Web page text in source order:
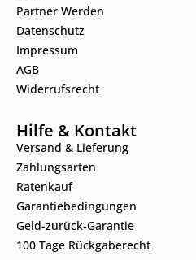
Partner Werden
Datenschutz
Impressum
AGB
Widerrufsrecht
Hilfe & Kontakt
Versand & Lieferung
Zahlungsarten
Ratenkauf
Garantiebedingungen
Geld-zurück-Garantie
100 Tage Rückgaberecht